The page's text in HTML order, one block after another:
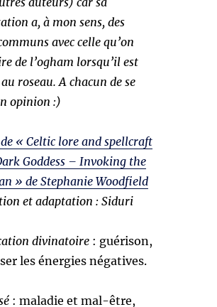
a, à mon sens, des
avec celle qu’on
de l’ogham lorsqu’il est
roseau. A chacun de se
opinion :)
« Celtic lore and spellcraft
Goddess – Invoking the
» de Stephanie Woodfield
et adaptation : Siduri
divinatoire : guérison,
les énergies négatives.
: maladie et mal-être,